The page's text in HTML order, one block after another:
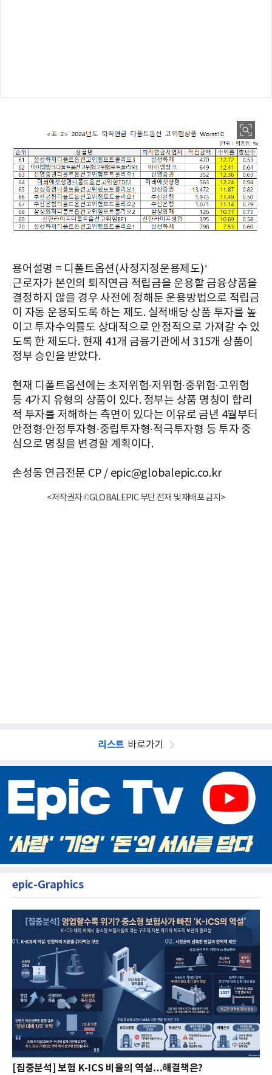
용어설명 = 디폴트옵션(사정지정운용제도)’
근로자가 본인의 퇴직연금 적립금을 운용할 금융상품을
결정하지 않을 경우 사전에 정해둔 운용방법으로 적립금
이 자동 운용되도록 하는 제도. 실적배당 상품 투자를 높
이고 투자수익률도 상대적으로 안정적으로 가져갈 수 있
도록 한 제도다. 현재 41개 금융기관에서 315개 상품이
정부 승인을 받았다.
현재 디폴트옵션에는 초저위험∙저위험∙중위험∙고위험
등 4가지 유형의 상품이 있다. 정부는 상품 명칭이 합리
적 투자를 저해하는 측면이 있다는 이유로 금년 4월부터
안정형∙안정투자형∙중립투자형∙적극투자형 등 투자 중
심으로 명칭을 변경할 계획이다.
손성동 연금전문 CP / epic@globalepic.co.kr
<저작권자 ©GLOBALEPIC 무단 전재 및 재배포 금지>
리스트 바로가기
epic-Graphics
[집중분석] 보험 K-ICS 비율의 역설…해결책은?